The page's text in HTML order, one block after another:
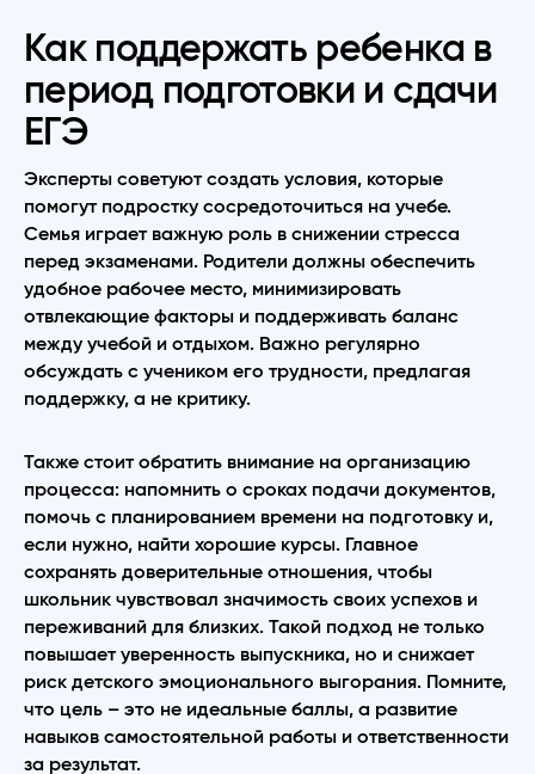
Как поддержать ребенка в
период подготовки и сдачи
ЕГЭ
Эксперты советуют создать условия, которые
помогут подростку сосредоточиться на учебе.
Семья играет важную роль в снижении стресса
перед экзаменами. Родители должны обеспечить
удобное рабочее место, минимизировать
отвлекающие факторы и поддерживать баланс
между учебой и отдыхом. Важно регулярно
обсуждать с учеником его трудности, предлагая
поддержку, а не критику.
Также стоит обратить внимание на организацию
процесса: напомнить о сроках подачи документов,
помочь с планированием времени на подготовку и,
если нужно, найти хорошие курсы. Главное
сохранять доверительные отношения, чтобы
школьник чувствовал значимость своих успехов и
переживаний для близких. Такой подход не только
повышает уверенность выпускника, но и снижает
риск детского эмоционального выгорания. Помните,
что цель – это не идеальные баллы, а развитие
навыков самостоятельной работы и ответственности
за результат.